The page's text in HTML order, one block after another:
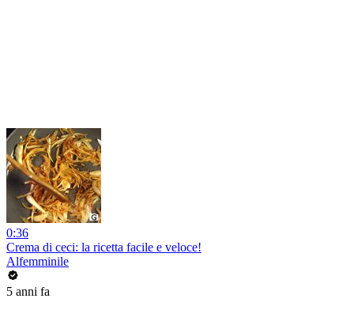
0:36
Crema di ceci: la ricetta facile e veloce!
Alfemminile
5 anni fa